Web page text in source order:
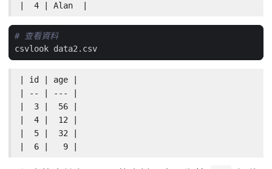
|  4 | Alan  |
# 查看資料
| id | age |
| -- | --- |
|  3 |  56 |
|  4 |  12 |
|  5 |  32 |
|  6 |   9 |